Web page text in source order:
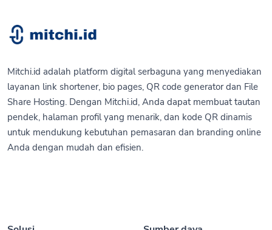
Mitchi.id adalah platform digital serbaguna yang menyediakan
layanan link shortener, bio pages, QR code generator dan File
Share Hosting. Dengan Mitchi.id, Anda dapat membuat tautan
pendek, halaman profil yang menarik, dan kode QR dinamis
untuk mendukung kebutuhan pemasaran dan branding online
Anda dengan mudah dan efisien.